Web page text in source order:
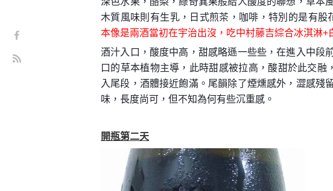
木質風味則有生乳，日式煎茶，咖啡，特別的是有股
本像是兩酒當初在宇治出沒，吃中村藤吉綜合冰淇淋
酒汁入口，酸度中高，甜感略遜一些些，在進入中段
口的草本植物主導，此時甜感被拉高，酸甜於此交
入尾段，酒體接近飽滿。尾韻除了煙燻感外，澀感殘
味，長度尚可，但不知為何有些沉重感。
開瓶第二天